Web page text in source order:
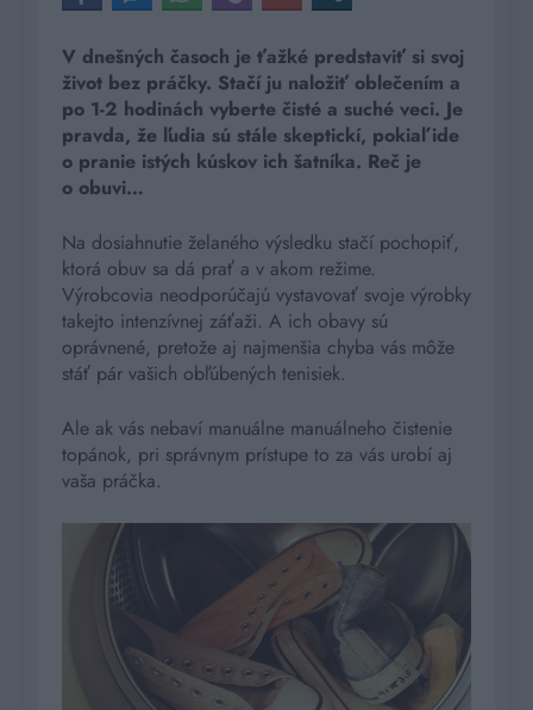
V dnešných časoch je ťažké predstaviť si svoj
život bez práčky. Stačí ju naložiť oblečením a
po 1-2 hodinách vyberte čisté a suché veci. Je
pravda, že ľudia sú stále skeptickí, pokiaľ ide
o pranie istých kúskov ich šatníka. Reč je
o obuvi…
Na dosiahnutie želaného výsledku stačí pochopiť,
ktorá obuv sa dá prať a v akom režime.
Výrobcovia neodporúčajú vystavovať svoje výrobky
takejto intenzívnej záťaži. A ich obavy sú
oprávnené, pretože aj najmenšia chyba vás môže
stáť pár vašich obľúbených tenisiek.
Ale ak vás nebaví manuálne manuálneho čistenie
topánok, pri správnym prístupe to za vás urobí aj
vaša práčka.